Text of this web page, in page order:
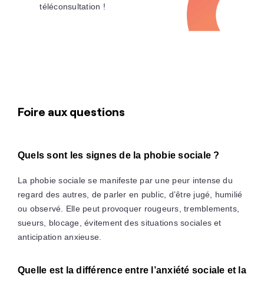
téléconsultation !
Foire aux questions
Quels sont les signes de la phobie sociale ?
La phobie sociale se manifeste par une peur intense du
regard des autres, de parler en public, d’être jugé, humilié
ou observé. Elle peut provoquer rougeurs, tremblements,
sueurs, blocage, évitement des situations sociales et
anticipation anxieuse.
Quelle est la différence entre l’anxiété sociale et la